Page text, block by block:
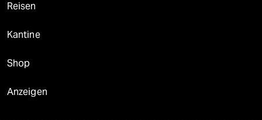
Reisen
Kantine
Shop
Anzeigen